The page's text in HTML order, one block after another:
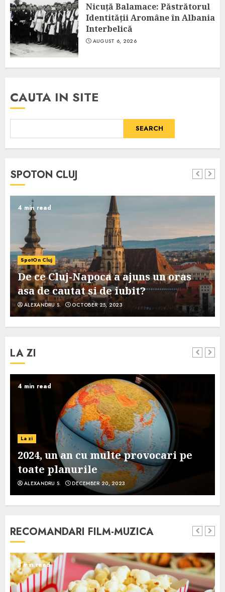
Nicuță Balamace: Păstrătorul
Identității Aromâne în Albania
Interbelică
AUGUST 6, 2026
CAUTA IN SITE
SEARCH
SPOTON CLUJ
4 min read
SpotOn Cluj
De ce Cluj-Napoca a ajuns un oras
asa de cautat si de iubit?
ALEXANDRU S. OCTOBER 25, 2023
LA ZI
4 min read
La zi
2024, un an cu multe provocari pe
toate planurile
ALEXANDRU S. DECEMBER 20, 2023
RECOMANDARI FILM-MUZICA
3 min read